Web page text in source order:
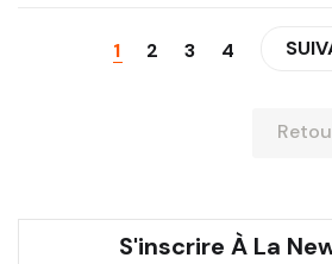
1 2 3 4
S'inscrire À La